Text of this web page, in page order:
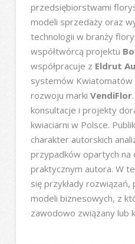
przedsiębiorstwami
modeli sprzedaży oraz
technologii w branży
współtwórcą projektu
współpracuje z Eldrut
systemów Kwiatomatów
rozwoju marki VendiFlor
konsultacje i projekty
kwiaciarni w Polsce.
charakter autorskich
przypadków opartych na
praktycznym autora. W
się przykłady
modeli biznesowych, z
zawodowo związany lub